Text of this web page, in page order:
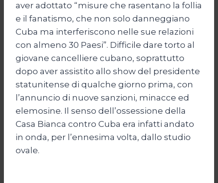
aver adottato “misure che rasentano la follia
e il fanatismo, che non solo danneggiano
Cuba ma interferiscono nelle sue relazioni
con almeno 30 Paesi”. Difficile dare torto al
giovane cancelliere cubano, soprattutto
dopo aver assistito allo show del presidente
statunitense di qualche giorno prima, con
l’annuncio di nuove sanzioni, minacce ed
elemosine. Il senso dell’ossessione della
Casa Bianca contro Cuba era infatti andato
in onda, per l’ennesima volta, dallo studio
ovale.